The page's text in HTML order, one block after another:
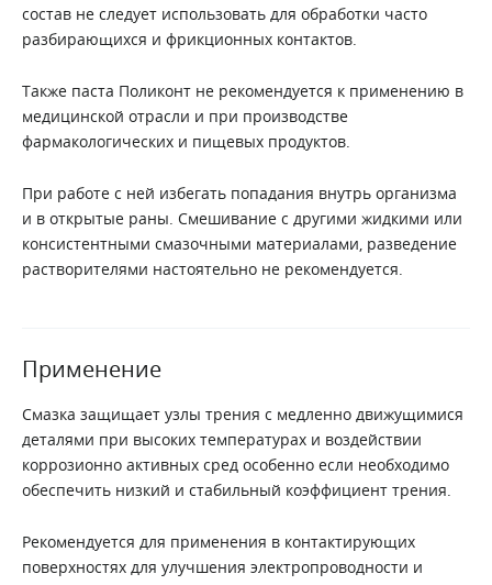
состав не следует использовать для обработки часто
разбирающихся и фрикционных контактов.
Также паста Поликонт не рекомендуется к применению в
медицинской отрасли и при производстве
фармакологических и пищевых продуктов.
При работе с ней избегать попадания внутрь организма
и в открытые раны. Смешивание с другими жидкими или
консистентными смазочными материалами, разведение
растворителями настоятельно не рекомендуется.
Применение
Смазка защищает узлы трения с медленно движущимися
деталями при высоких температурах и воздействии
коррозионно активных сред особенно если необходимо
обеспечить низкий и стабильный коэффициент трения.
Рекомендуется для применения в контактирующих
поверхностях для улучшения электропроводности и